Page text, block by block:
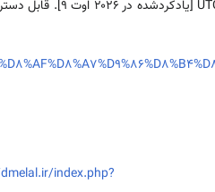
index.php?